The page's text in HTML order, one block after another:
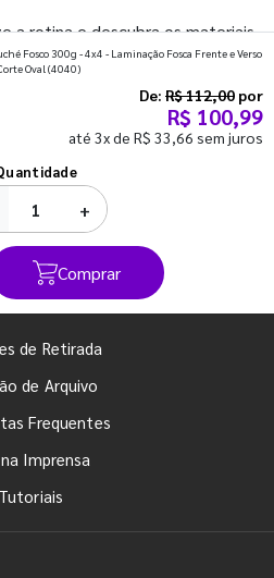
a rotina e descubra os materiais
começar o segundo
Fosco 300g - 4x4 - Laminação Fosca Frente e Verso
Oval (4040)
De: R$ 112,00 por
R$ 100,99
até 3x de R$ 33,66 sem juros
+
Comprar
de Retirada
de Arquivo
Frequentes
Imprensa
Tutoriais